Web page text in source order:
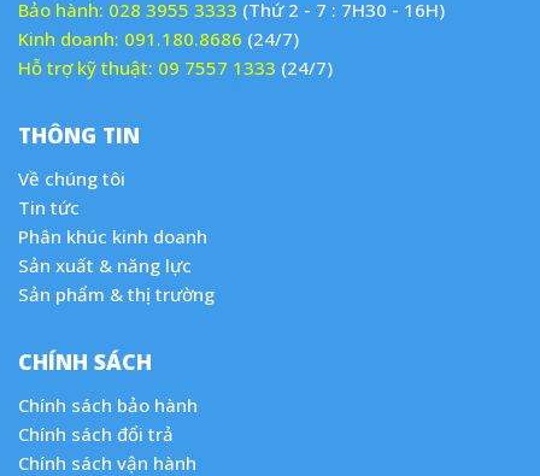
Bảo hành: 028 3955 3333 (Thứ 2 - 7 : 7H30 - 16H)
Kinh doanh: 091.180.8686 (24/7)
Hỗ trợ kỹ thuật: 09 7557 1333 (24/7)
THÔNG TIN
Về chúng tôi
Tin tức
Phân khúc kinh doanh
Sản xuất & năng lực
Sản phẩm & thị trường
CHÍNH SÁCH
Chính sách bảo hành
Chính sách đổi trả
Chính sách vận hành